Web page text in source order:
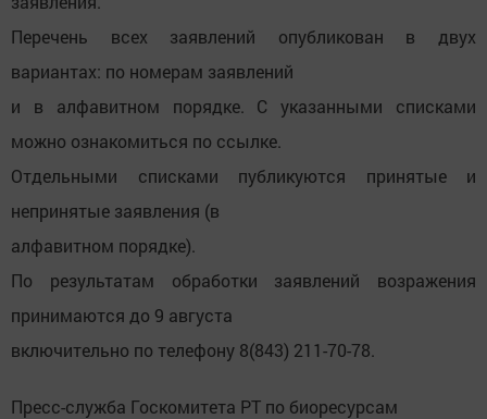
Перечень всех заявлений опубликован в двух
вариантах: по номерам заявлений
и в алфавитном порядке. С указанными списками
можно ознакомиться по ссылке.
Отдельными списками публикуются принятые и
непринятые заявления (в
алфавитном порядке).
По результатам обработки заявлений возражения
принимаются до 9 августа
включительно по телефону 8(843) 211-70-78.
Пресс-служба Госкомитета РТ по биоресурсам